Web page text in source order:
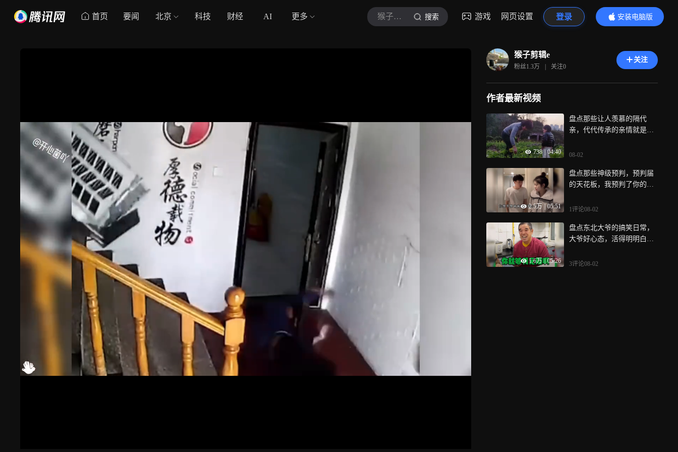
首页 要闻 北京 科技 财经 AI 更多 猴子剪辑e 搜索 游戏 网页设置 登录
安装电脑版
内容更精彩
猴子剪辑e
粉丝1.3万 | 关注0
关注
作者最新视频
738 04:40
盘点那些让人羡慕的隔代
亲，代代传承的亲情就是那
08-02
2.5万 05:51
盘点那些神级预判，预判届
的天花板，我预判了你的预
1评论08-02
1.6万 05:26
盘点东北大爷的搞笑日常，
大爷好心态，活得明明白白
3评论08-02